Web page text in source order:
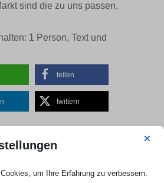
sind die zu uns passen,
teilen
twittern
×
um Ihre Erfahrung zu verbessern.